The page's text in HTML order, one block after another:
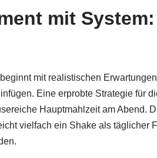
mit
beginnt mit realistischen
Eine erprobte Strategie für
Hauptmahlzeit am Abend.
vielfach ein Shake als